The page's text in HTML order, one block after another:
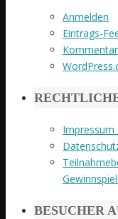
Anmelden
Eintrags-
BESUCHER